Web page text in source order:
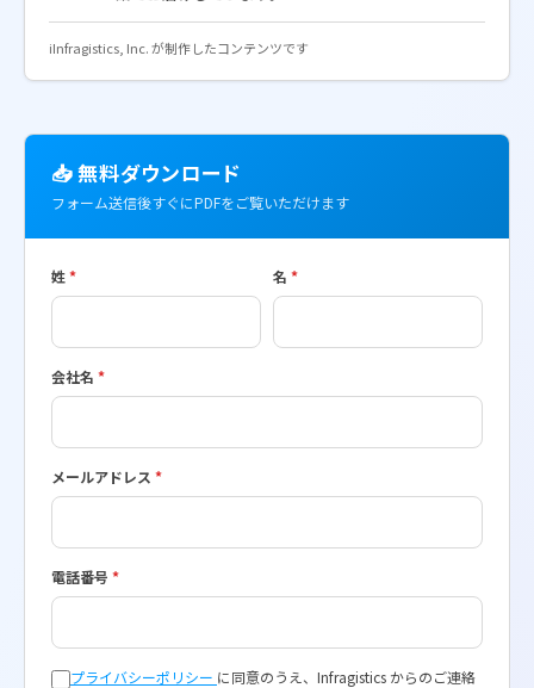
ℹ️Infragistics, Inc. が制作したコンテンツです
📥 無料ダウンロード
フォーム送信後すぐにPDFをご覧いただけます
姓* 名 *
会社名 *
メールアドレス *
電話番号 *
プライバシーポリシー に同意のうえ、Infragistics からのご連絡